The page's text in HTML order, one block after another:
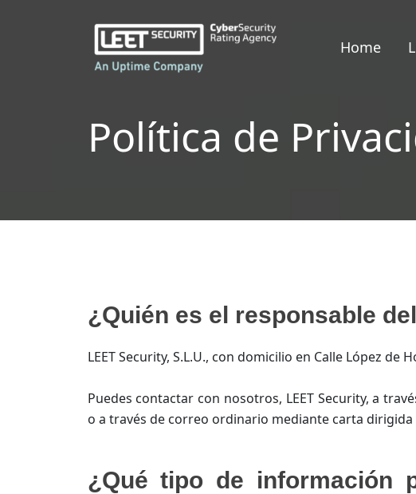
Home
Política de
¿Quién es el responsable
LEET Security, S.L.U., con domicilio en Calle López
Puedes contactar con nosotros, LEET Security, a
o a través de correo ordinario mediante carta
¿Qué tipo de información